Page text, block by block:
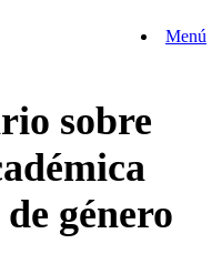
Menú
sobre
género